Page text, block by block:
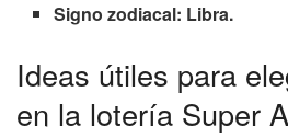
Signo zodiacal: Libra.
Ideas útiles para
en la lotería Super